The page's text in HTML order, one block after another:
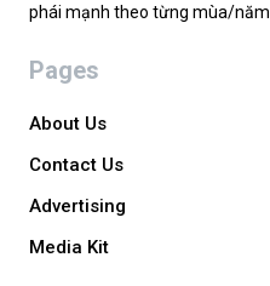
phái mạnh theo từng mùa/năm.
Pages
About Us
Contact Us
Advertising
Media Kit